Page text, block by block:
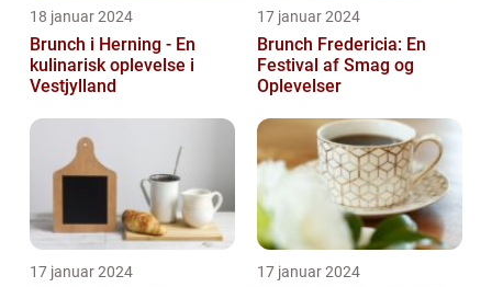
18 januar 2024
Brunch i Herning - En
kulinarisk oplevelse i
Vestjylland
17 januar 2024
Brunch Fredericia: En
Festival af Smag og
Oplevelser
17 januar 2024 17 januar 2024